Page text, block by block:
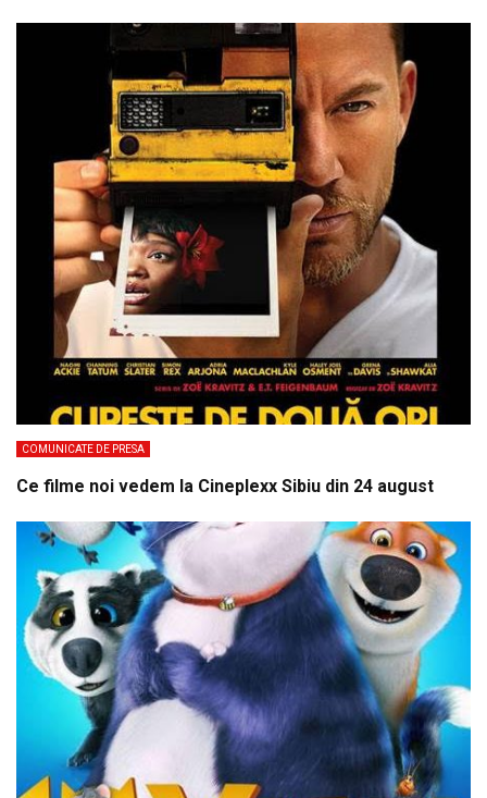
COMUNICATE DE PRESA
Ce filme noi vedem la Cineplexx Sibiu din 24 august